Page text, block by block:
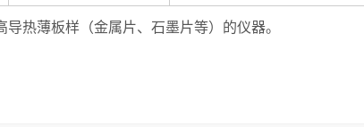
热薄板样（金属片、石墨片等）的仪器。